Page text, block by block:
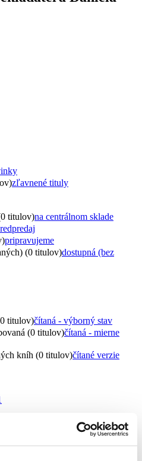
zľavnené tituly
titulov)na centrálnom sklade
pripravujeme
(0 titulov)dostupná (bez
titulov)čítaná - výborný stav
(0 titulov)čítaná - mierne
kníh (0 titulov)čítané verzie